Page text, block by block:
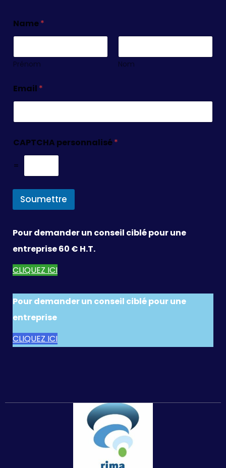
Name*
Prénom Nom
Email *
CAPTCHA personnalisé*
=
Soumettre
Pour demander un conseil ciblé pour une
entreprise 60 € H.T.
CLIQUEZ ICI
Pour demander un conseil ciblé pour une
entreprise
CLIQUEZ ICI